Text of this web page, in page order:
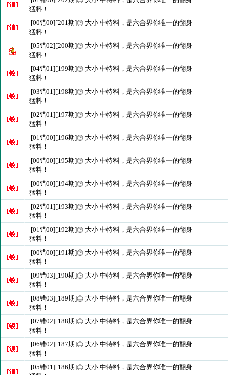
猛料！
[00错00][201期]㊣ 大小 中特料，是六合界你唯一的翻身
猛料！
[05错02][200期]㊣ 大小 中特料，是六合界你唯一的翻身
猛料！
[04错01][199期]㊣ 大小 中特料，是六合界你唯一的翻身
猛料！
[03错01][198期]㊣ 大小 中特料，是六合界你唯一的翻身
猛料！
[02错01][197期]㊣ 大小 中特料，是六合界你唯一的翻身
猛料！
[01错00][196期]㊣ 大小 中特料，是六合界你唯一的翻身
猛料！
[00错00][195期]㊣ 大小 中特料，是六合界你唯一的翻身
猛料！
[00错00][194期]㊣ 大小 中特料，是六合界你唯一的翻身
猛料！
[02错01][193期]㊣ 大小 中特料，是六合界你唯一的翻身
猛料！
[01错00][192期]㊣ 大小 中特料，是六合界你唯一的翻身
猛料！
[00错00][191期]㊣ 大小 中特料，是六合界你唯一的翻身
猛料！
[09错03][190期]㊣ 大小 中特料，是六合界你唯一的翻身
猛料！
[08错03][189期]㊣ 大小 中特料，是六合界你唯一的翻身
猛料！
[07错02][188期]㊣ 大小 中特料，是六合界你唯一的翻身
猛料！
[06错02][187期]㊣ 大小 中特料，是六合界你唯一的翻身
猛料！
[05错01][186期]㊣ 大小 中特料，是六合界你唯一的翻身